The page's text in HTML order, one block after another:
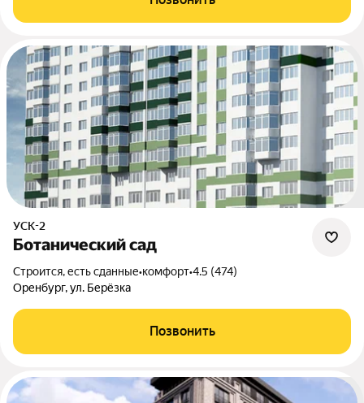
УСК-2
Ботанический сад
Строится, есть сданные•комфорт•4.5 (474)
Оренбург, ул. Берёзка
Позвонить